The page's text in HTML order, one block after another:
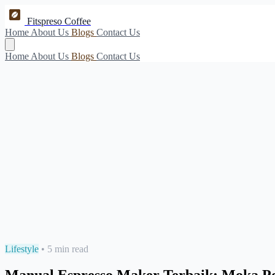
Fitspreso Coffee
Home About Us Blogs Contact Us
Home About Us Blogs Contact Us
Lifestyle • 5 min read